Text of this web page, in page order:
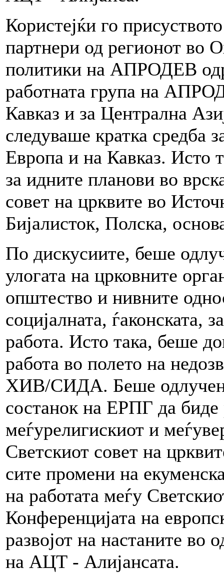
Користејќи го
партнери од регионот во
политики на АПРОДЕВ
работната група на
Кавказ и за Централна
следуваше кратка средба
Европа и на Кавказ. Исто
за идните планови во
совет на црквите во
Бијалисток, Полска,
По дискусиите, беше
улогата на црковните
општество и нивните
социјалната, ѓаконската,
работа. Исто така, беше
работа во полето на
ХИВ/СИДА. Беше
состанок на ЕРПГ да биде
меѓурелигискиот и
Светскиот совет на
сите промени на
на работата меѓу
Конференцијата на
развојот на настаните во
на АЦТ - Алијансата.